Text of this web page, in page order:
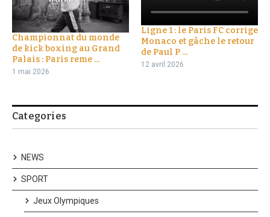
Championnat du monde
de kick boxing au Grand
Palais : Paris reme ...
1 mai 2026
Ligne 1 : le Paris FC corrige
Monaco et gâche le retour
de Paul P ...
12 avril 2026
Categories
NEWS
SPORT
Jeux Olympiques